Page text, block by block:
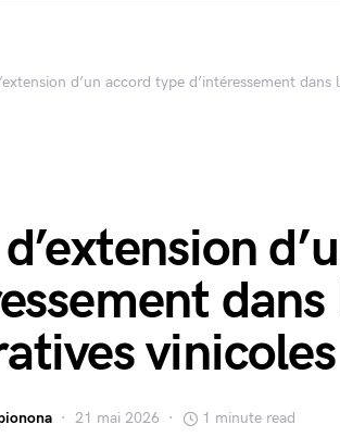
d’un accord type d’intéressement
vinicoles
21 mai 2026 1 minute read